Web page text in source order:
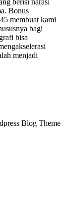
Bonus
membuat kami
bagi
bisa
menjadi
Blog Theme